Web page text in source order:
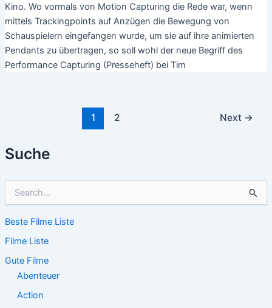
Suche
h
n
n
Beste Filme Liste
Filme Liste
Gute Filme
Abenteuer
Action
Kino. Wo vormals von Motion Capturing die Rede war, wenn
mittels Trackingpoints auf Anzügen die Bewegung von
Schauspielern eingefangen wurde, um sie auf ihre animierten
Pendants zu übertragen, so soll wohl der neue Begriff des
Performance Capturing (Presseheft) bei Tim
1 2 Next →